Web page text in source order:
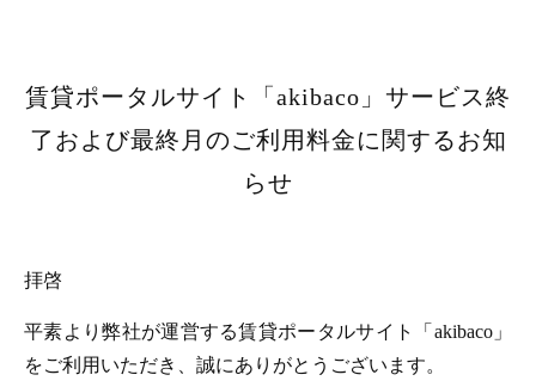
賃貸ポータルサイト「akibaco」サービス終
了および最終月のご利用料金に関するお知
らせ
拝啓
平素より弊社が運営する賃貸ポータルサイト「akibaco」
をご利用いただき、誠にありがとうございます。